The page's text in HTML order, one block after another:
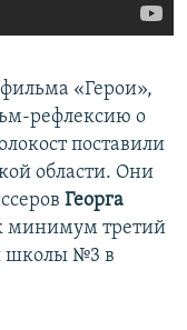
«Герои»,
рефлексию о
поставили
области. Они
Георга
минимум третий
школы №3 в